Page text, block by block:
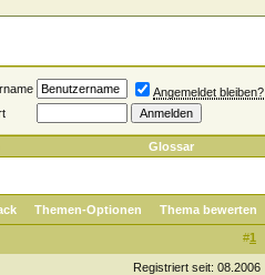
Angemeldet bleiben?
Glossar
Themen-Optionen Thema bewerten
#1
Registriert seit: 08.2006